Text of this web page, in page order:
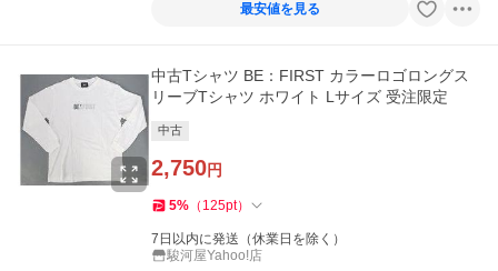
最安値を見る
中古Tシャツ BE：FIRST カラーロゴロングス
リーブTシャツ ホワイト Lサイズ 受注限定
中古
2,750円
5% （ 125pt）
7日以内に発送（休業日を除く）
駿河屋Yahoo!店